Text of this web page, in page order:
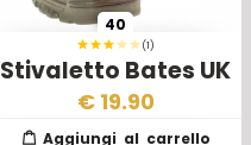
(1)
Stivaletto Bates UK
Esercito Inglese III
Scelta
40
€ 19.90